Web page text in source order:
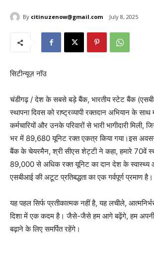
By citinuzenow@gmail.com July 8, 2025
सिटीन्यूज़ नॉउ
चंडीगढ़ / देश के सबसे बड़े बैंक, भारतीय स्टेट बैंक
स्थापना दिवस को राष्ट्रव्यापी रक्तदान अभियान के
कर्मचारियों और उनके परिवारों से भारी भागीदारी
भर में 89,680 यूनिट रक्त एकत्र किया गया।इस
बैंक के चेयरमैन, श्री सीएस शेट्टी ने कहा, हमारे 70वें
89,000 से अधिक रक्त यूनिट का दान देश के स्वास्थ्य
एसबीआई की अटूट प्रतिबद्धता का एक गर्वपूर्ण प्रमाण है।
यह पहल सिर्फ प्रतीकात्मक नहीं है, यह लचीले,
दिशा में एक कदम है। जैसे-जैसे हम आगे बढ़ेंगे, हम अपनी
बढ़ाने के लिए समर्पित रहेंगे।